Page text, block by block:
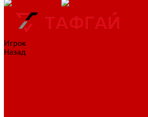
Игрок
Назад